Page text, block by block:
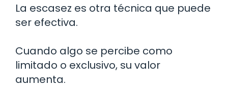
La escasez es otra técnica que puede
ser efectiva.
Cuando algo se percibe como
limitado o exclusivo, su valor
aumenta.